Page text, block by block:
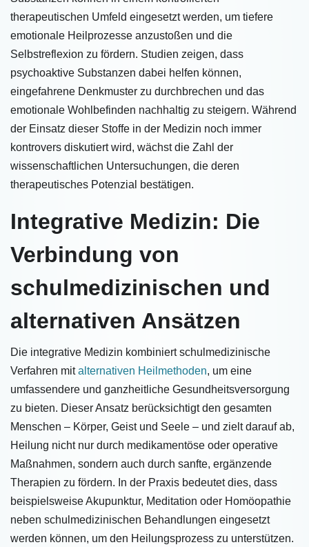
therapeutischen Umfeld eingesetzt werden, um tiefere
emotionale Heilprozesse anzustoßen und die
Selbstreflexion zu fördern. Studien zeigen, dass
psychoaktive Substanzen dabei helfen können,
eingefahrene Denkmuster zu durchbrechen und das
emotionale Wohlbefinden nachhaltig zu steigern. Während
der Einsatz dieser Stoffe in der Medizin noch immer
kontrovers diskutiert wird, wächst die Zahl der
wissenschaftlichen Untersuchungen, die deren
therapeutisches Potenzial bestätigen.
Integrative Medizin: Die
Verbindung von
schulmedizinischen und
alternativen Ansätzen
Die integrative Medizin kombiniert schulmedizinische
Verfahren mitalternativen Heilmethoden, um eine
umfassendere und ganzheitliche Gesundheitsversorgung
zu bieten. Dieser Ansatz berücksichtigt den gesamten
Menschen – Körper, Geist und Seele – und zielt darauf ab,
Heilung nicht nur durch medikamentöse oder operative
Maßnahmen, sondern auch durch sanfte, ergänzende
Therapien zu fördern. In der Praxis bedeutet dies, dass
beispielsweise Akupunktur, Meditation oder Homöopathie
neben schulmedizinischen Behandlungen eingesetzt
werden können, um den Heilungsprozess zu unterstützen.